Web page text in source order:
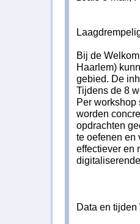
Bij de
Haarlem)
gebied. De
Tijdens de 8
Per workshop
worden
opdrachten
te oefenen en
effectiever en
Data en